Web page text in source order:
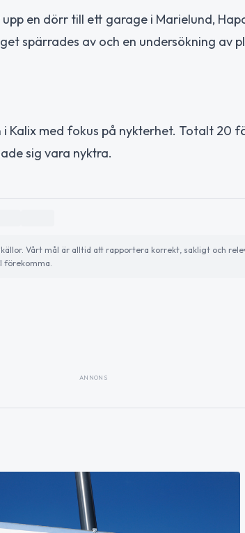
en dörr till ett garage i Marielund,
spärrades av och en undersökning av
Kalix med fokus på nykterhet. Totalt 20
sig vara nyktra.
Vårt mål är alltid att rapportera korrekt, sakligt och
ANNONS